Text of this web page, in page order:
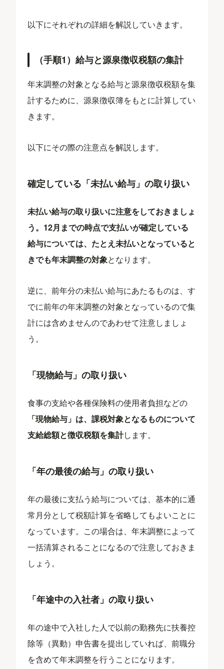
以下にそれぞれの詳細を解説していきます。
（手順1）給与と源泉徴収税額の集計
年末調整の対象となる給与と源泉徴収税額を集
計するために、源泉徴収簿をもとに計算してい
きます。
以下にその際の注意点を解説します。
確定している「未払い給与」の取り扱い
未払い給与の取り扱いに注意をしておきましょ
う。12月までの時点で支払いが確定している
給与については、たとえ未払いとなっていると
きでも年末調整の対象となります。
逆に、前年分の未払い給与にあたるものは、す
でに前年の年末調整の対象となっているので集
計には含めませんのであわせて注意しましょ
う。
「現物給与」の取り扱い
食事の支給や各種保険料の使用者負担などの
「現物給与」は、課税対象となるものについて
支給総額と徴収税額を集計します。
「年の最後の給与」の取り扱い
年の最後に支払う給与については、基本的に通
常月分として税額計算を省略してもよいことに
なっています。この場合は、年末調整によって
一括清算されることになるので注意しておきま
しょう。
「年途中の入社者」の取り扱い
年の途中で入社した人で以前の勤務先に扶養控
除等（異動）申告書を提出していれば、前職分
を含めて年末調整を行うことになります。